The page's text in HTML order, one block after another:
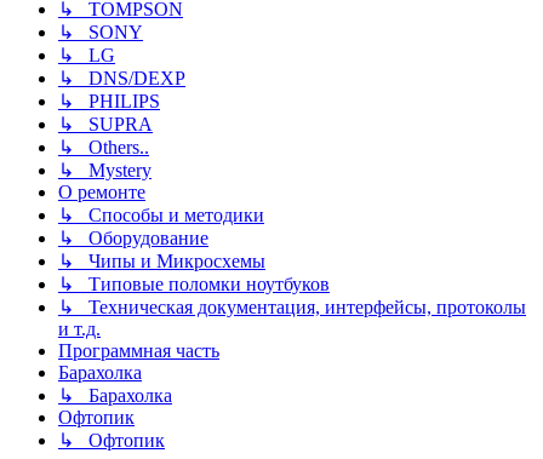
↳ TOMPSON
↳ SONY
↳ LG
↳ DNS/DEXP
↳ PHILIPS
↳ SUPRA
↳ Others..
↳ Mystery
О ремонте
↳ Способы и методики
↳ Оборудование
↳ Чипы и Микросхемы
↳ Типовые поломки ноутбуков
↳ Техническая документация, интерфейсы, протоколы
и т.д.
Программная часть
Барахолка
↳ Барахолка
Офтопик
↳ Офтопик